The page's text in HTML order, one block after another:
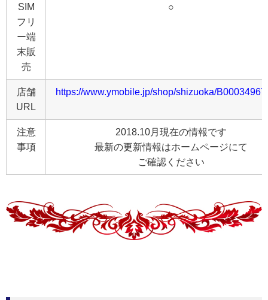
SIM
フリ
ー端
末販
売
○
店舗
URL
https://www.ymobile.jp/shop/shizuoka/
注意
事項
2018.10月現在の情報です
最新の更新情報はホームページにて
ご確認ください